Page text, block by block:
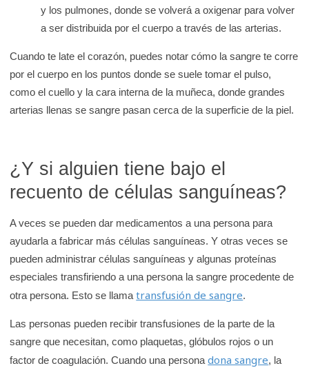
y los pulmones, donde se volverá a oxigenar para volver
a ser distribuida por el cuerpo a través de las arterias.
Cuando te late el corazón, puedes notar cómo la sangre te corre
por el cuerpo en los puntos donde se suele tomar el pulso,
como el cuello y la cara interna de la muñeca, donde grandes
arterias llenas se sangre pasan cerca de la superficie de la piel.
¿Y si alguien tiene bajo el
recuento de células sanguíneas?
A veces se pueden dar medicamentos a una persona para
ayudarla a fabricar más células sanguíneas. Y otras veces se
pueden administrar células sanguíneas y algunas proteínas
especiales transfiriendo a una persona la sangre procedente de
otra persona. Esto se llamatransfusión de sangre.
Las personas pueden recibir transfusiones de la parte de la
sangre que necesitan, como plaquetas, glóbulos rojos o un
factor de coagulación. Cuando una personadona sangre, la